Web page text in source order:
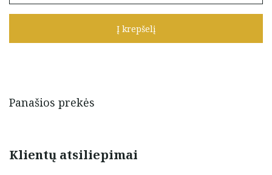
Auksinė
širdelės“
Į krepšelį
Panašios prekės
Klientų atsiliepimai